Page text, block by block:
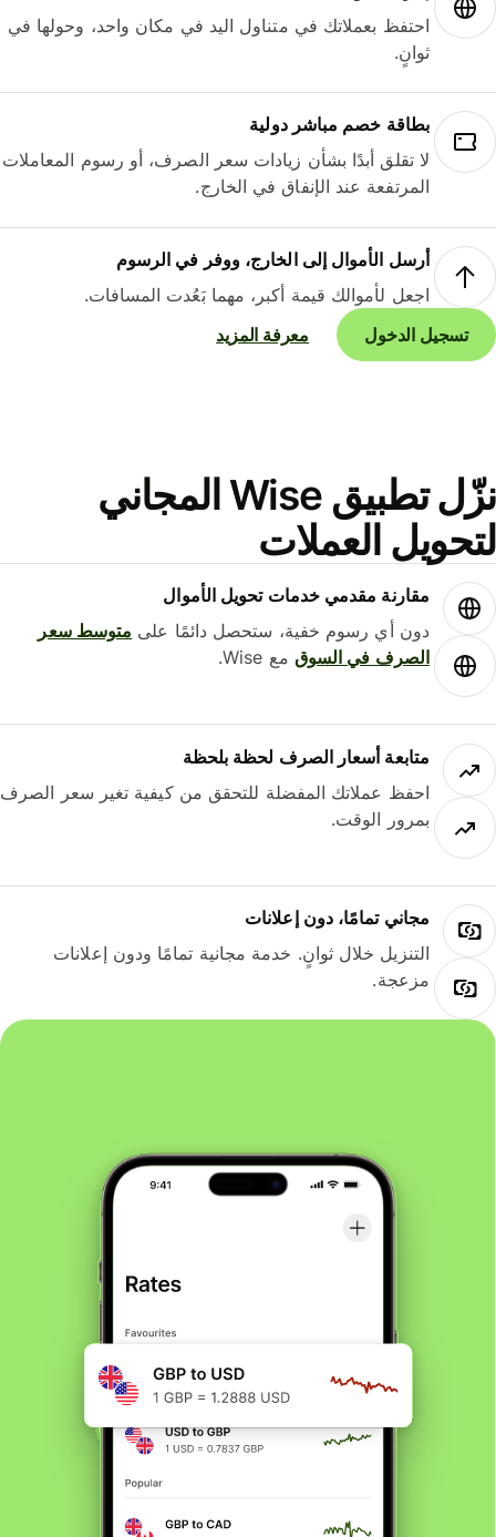
احتفظ بعملاتك في متناول اليد في مكان واحد، وحولها في
ثوانٍ.
بطاقة خصم مباشر دولية
لا تقلق أبدًا بشأن زيادات سعر الصرف، أو رسوم المعاملات
المرتفعة عند الإنفاق في الخارج.
أرسل الأموال إلى الخارج، ووفر في الرسوم
اجعل لأموالك قيمة أكبر، مهما بَعُدت المسافات.
تسجيل الدخول
معرفة المزيد
نزّل تطبيق Wise المجاني
العملات
مقارنة مقدمي خدمات تحويل الأموال
دون أي رسوم خفية، ستحصل دائمًا علىمتوسط ​​سعر
الصرف في السوقمع Wise.
متابعة أسعار الصرف لحظة بلحظة
احفظ عملاتك المفضلة للتحقق من كيفية تغير سعر الصرف
بمرور الوقت.
مجاني تمامًا، دون إعلانات
التنزيل خلال ثوانٍ. خدمة مجانية تمامًا ودون إعلانات
مزعجة.